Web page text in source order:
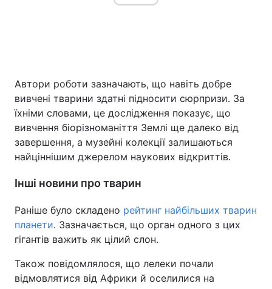
Автори роботи зазначають, що навіть добре
вивчені тварини здатні підносити сюрпризи. За
їхніми словами, це дослідження показує, що
вивчення біорізноманіття Землі ще далеко від
завершення, а музейні колекції залишаються
найціннішим джерелом наукових відкриттів.
Інші новини про тварин
Раніше було складено рейтинг найбільших тварин
планети. Зазначається, що орган одного з цих
гігантів важить як цілий слон.
Також повідомлялося, що лелеки почали
відмовлятися від Африки й оселилися на